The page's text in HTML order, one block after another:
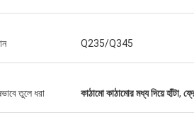
এবং সমাপ্তি দ্বারা মুগ্ধ। আমাদের শিল্প
Q235/Q345
তুলে ধরা কাঠামো কাঠামোর মধ্য দিয়ে হাঁটা,